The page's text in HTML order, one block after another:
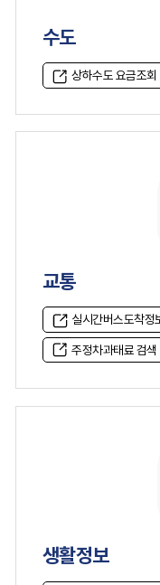
수도
상하수도 요금조회
교통
실시간버스도착정
주정차과태료 검색
생활정보